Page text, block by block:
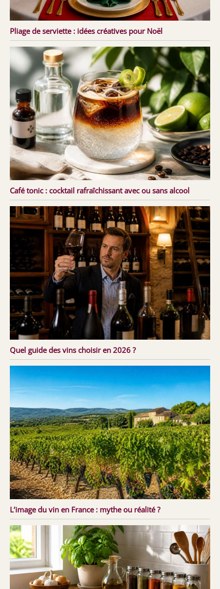
Pliage de serviette : idées créatives pour Noël
Café tonic : cocktail rafraîchissant avec ou sans alcool
Quel guide des vins choisir en 2026 ?
L’image du vin en France : mythe ou réalité ?